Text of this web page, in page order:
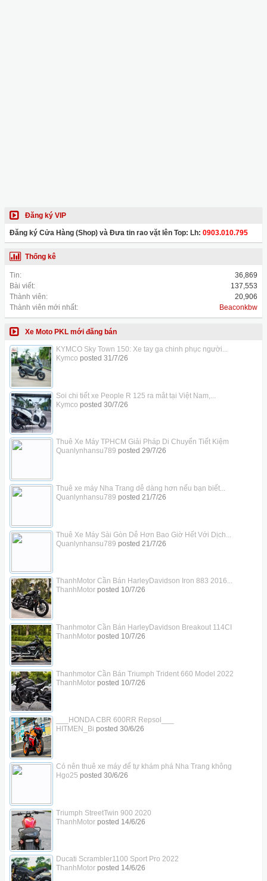
Đăng ký VIP
Đăng ký Cửa Hàng (Shop) và Đưa tin rao vặt lên Top: Lh: 0903.010.795
Thống kê
Tin:
36,869
Bài viết:
137,553
Thành viên:
20,906
Thành viên mới nhất:
Beaconkbw
Xe Moto PKL mới đăng bán
KYMCO Sky Town 150: Xe tay ga chinh phục người...
Kymco posted 31/7/26
Soi chi tiết xe People R 125 ra mắt tại Việt Nam,...
Kymco posted 30/7/26
Thuê Xe Máy TPHCM Giải Pháp Di Chuyển Tiết Kiệm
Quanlynhansu789 posted 29/7/26
Thuê xe máy Nha Trang dễ dàng hơn nếu bạn biết...
Quanlynhansu789 posted 21/7/26
Thuê Xe Máy Sài Gòn Dễ Hơn Bao Giờ Hết Với Dịch...
Quanlynhansu789 posted 21/7/26
ThanhMotor Cần Bán HarleyDavidson Iron 883 2016...
ThanhMotorposted 10/7/26
Thanhmotor Cần Bán HarleyDavidson Breakout 114CI
ThanhMotorposted 10/7/26
Thanhmotor Cần Bán Triumph Trident 660 Model 2022
ThanhMotorposted 10/7/26
___HONDA CBR 600RR Repsol___
HITMEN_Bi posted 30/6/26
Có nên thuê xe máy để tự khám phá Nha Trang không
Hgo25 posted 30/6/26
Triumph StreetTwin 900 2020
ThanhMotorposted 14/6/26
Ducati Scrambler1100 Sport Pro 2022
ThanhMotorposted 14/6/26